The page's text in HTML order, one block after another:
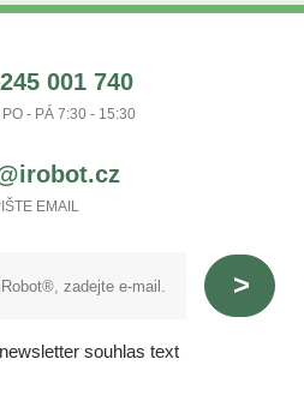
001 740
- PÁ 7:30 - 15:30
EMAIL
souhlas text